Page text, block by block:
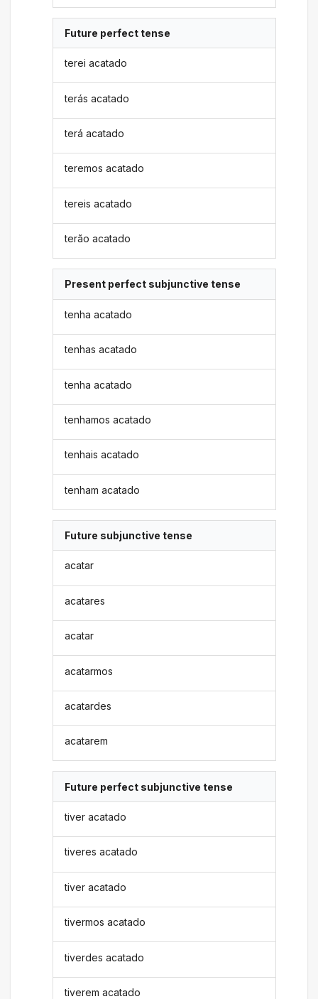
Future perfect tense
terei acatado
terás acatado
terá acatado
teremos acatado
tereis acatado
terão acatado
Present perfect subjunctive tense
tenha acatado
tenhas acatado
tenha acatado
tenhamos acatado
tenhais acatado
tenham acatado
Future subjunctive tense
acatar
acatares
acatar
acatarmos
acatardes
acatarem
Future perfect subjunctive tense
tiver acatado
tiveres acatado
tiver acatado
tivermos acatado
tiverdes acatado
tiverem acatado